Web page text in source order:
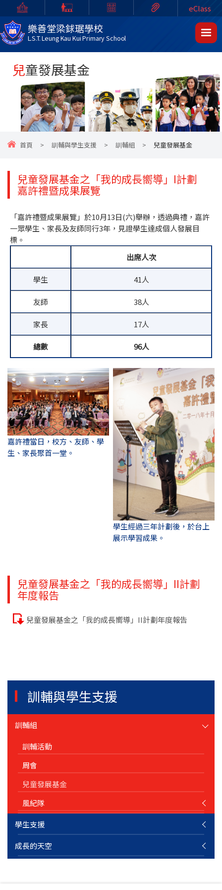
樂善堂梁銶琚學校
L.S.T. Leung Kau Kui Primary School
eClass
兒童發展基金
首頁 > 訓輔與學生支援 > 訓輔組 > 兒童發展基金
兒童發展基金之「我的成長嚮導」I計劃
嘉許禮暨成果展覽
「嘉許禮暨成果展覽」於10月13日(六)舉辦，透過典禮，嘉許
一眾學生、家長及友師同行3年，見證學生達成個人發展目
標。
出席人次
學生 41人
友師 38人
家長 17人
總數 96人
嘉許禮當日，校方、友師、學
生、家長聚首一堂。
學生經過三年計劃後，於台上
展示學習成果。
兒童發展基金之「我的成長嚮導」II計劃
年度報告
兒童發展基金之「我的成長嚮導」II計劃年度報告
訓輔與學生支援
訓輔組
訓輔活動
周會
兒童發展基金
風紀隊
學生支援
成長的天空